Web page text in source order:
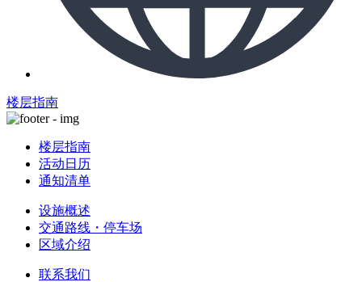
楼层指南
楼层指南
活动日历
通知清单
设施概述
交通路线・停车场
区域介绍
联系我们